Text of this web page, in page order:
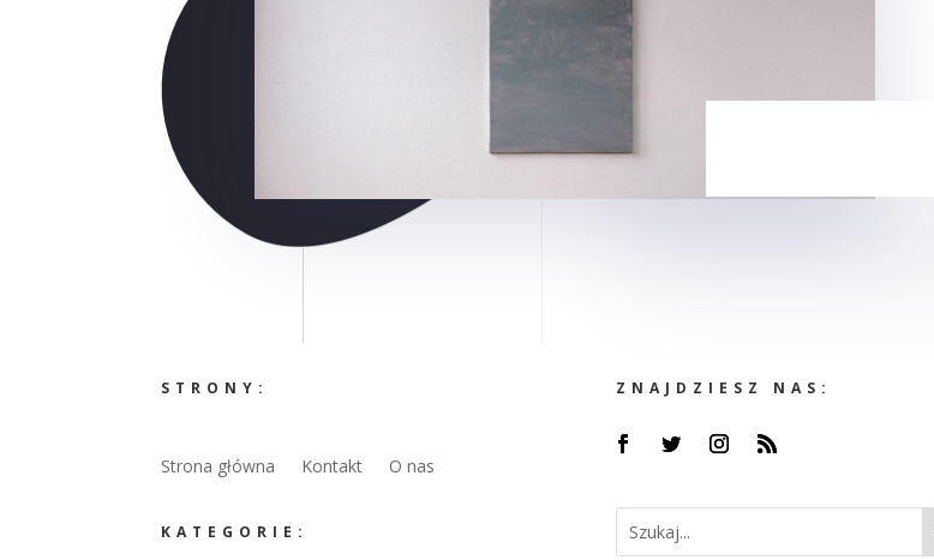
STRONY:
Strona główna Kontakt O nas
KATEGORIE:
ZNAJDZIESZ NAS: